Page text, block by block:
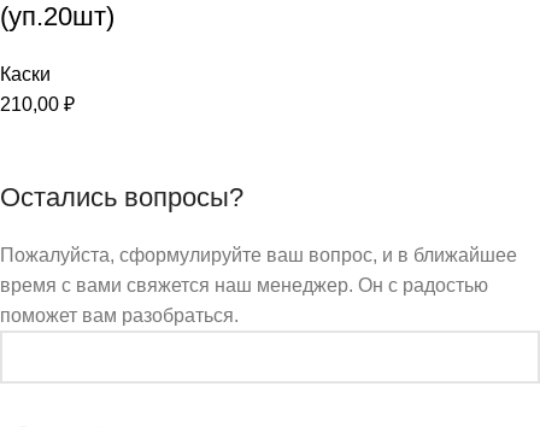
(уп.20шт)
Каски
210,00 ₽
Остались вопросы?
Пожалуйста, сформулируйте ваш вопрос, и в ближайшее
время с вами свяжется наш менеджер. Он с радостью
поможет вам разобраться.